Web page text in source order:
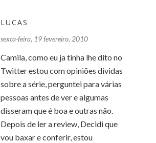
LUCAS
sexta-feira, 19 fevereiro, 2010
Camila, como eu ja tinha lhe dito no
Twitter estou com opiniões dividas
sobre a série, perguntei para várias
pessoas antes de ver e algumas
disseram que é boa e outras não.
Depois de ler a review, Decidi que
vou baxar e conferir, estou